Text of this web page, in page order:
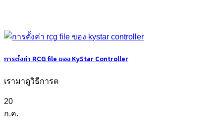
การตั้งค่า RCG file ของ KyStar Controller
เรามาดูวิธีการต
20
ก.ค.